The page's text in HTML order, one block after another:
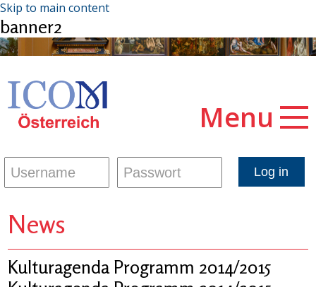
Skip to main content
banner2
Menu
News
Kulturagenda Programm 2014/2015